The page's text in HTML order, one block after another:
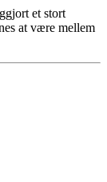
et stort
at være mellem